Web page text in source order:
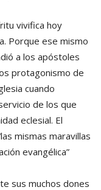
vivifica hoy
Porque ese mismo
a los apóstoles
protagonismo de
cuando
de los que
eclesial. El
mismas maravillas
evangélica”
sus muchos dones